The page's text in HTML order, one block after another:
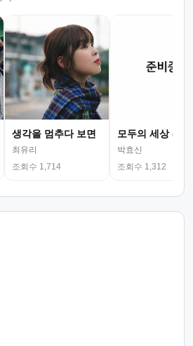
생각을 멈추다 보면
최유리
조회수 1,714
모두의 세상 (뮤
박효신
조회수 1,312